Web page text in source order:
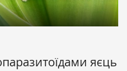
яєць